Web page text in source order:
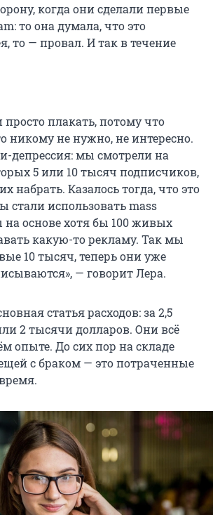
когда они сделали первые
то она думала, что это
то — провал. И так в течение
просто плакать, потому что
никому не нужно, не интересно.
депрессия: мы смотрели на
5 или 10 тысяч подписчиков,
набрать. Казалось тогда, что это
стали использовать mass
основе хотя бы 100 живых
какую-то рекламу. Так мы
10 тысяч, теперь они уже
— говорит Лера.
статья расходов: за 2,5
2 тысячи долларов. Они всё
опыте. До сих пор на складе
с браком — это потраченные